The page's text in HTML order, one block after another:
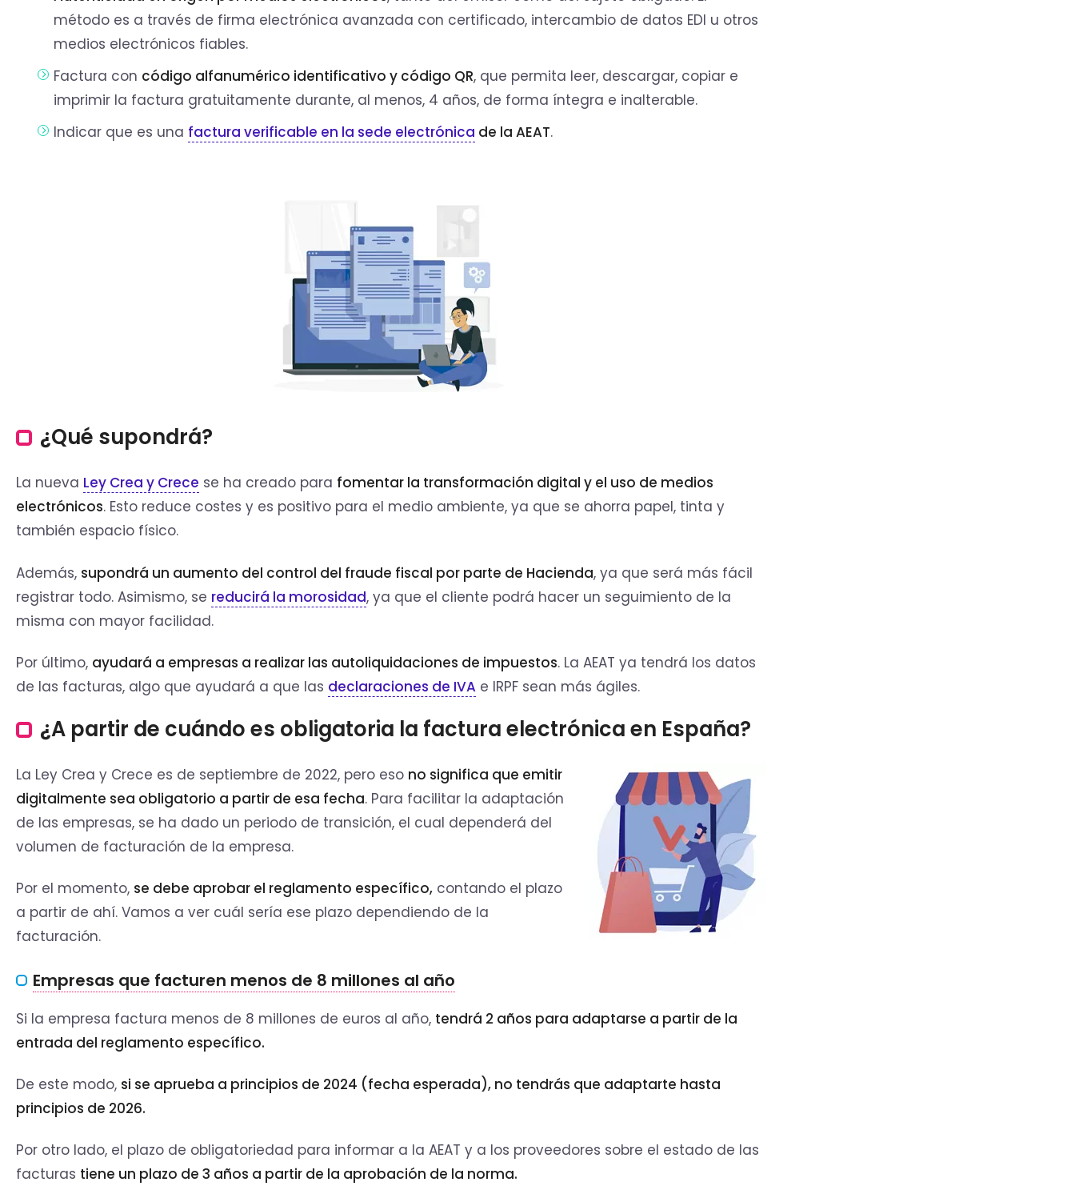
método es a través de firma electrónica avanzada con certificado, intercambio de datos EDI u otros
medios electrónicos fiables.
Factura con código alfanumérico identificativo y código QR, que permita leer, descargar, copiar e
imprimir la factura gratuitamente durante, al menos, 4 años, de forma íntegra e inalterable.
Indicar que es una factura verificable en la sede electrónica de la AEAT.
¿Qué supondrá?
La nueva Ley Crea y Crece se ha creado para fomentar la transformación digital y el uso de medios
electrónicos. Esto reduce costes y es positivo para el medio ambiente, ya que se ahorra papel, tinta y
también espacio físico.
Además, supondrá un aumento del control del fraude fiscal por parte de Hacienda, ya que será más fácil
registrar todo. Asimismo, se reducirá la morosidad, ya que el cliente podrá hacer un seguimiento de la
misma con mayor facilidad.
Por último, ayudará a empresas a realizar las autoliquidaciones de impuestos. La AEAT ya tendrá los datos
de las facturas, algo que ayudará a que las declaraciones de IVA e IRPF sean más ágiles.
¿A partir de cuándo es obligatoria la factura electrónica en España?
La Ley Crea y Crece es de septiembre de 2022, pero eso no significa que emitir
digitalmente sea obligatorio a partir de esa fecha. Para facilitar la adaptación
de las empresas, se ha dado un periodo de transición, el cual dependerá del
volumen de facturación de la empresa.
Por el momento, se debe aprobar el reglamento específico, contando el plazo
a partir de ahí. Vamos a ver cuál sería ese plazo dependiendo de la
facturación.
Empresas que facturen menos de 8 millones al año
Si la empresa factura menos de 8 millones de euros al año, tendrá 2 años para adaptarse a partir de la
entrada del reglamento específico.
De este modo, si se aprueba a principios de 2024 (fecha esperada), no tendrás que adaptarte hasta
principios de 2026.
Por otro lado, el plazo de obligatoriedad para informar a la AEAT y a los proveedores sobre el estado de las
facturas tiene un plazo de 3 años a partir de la aprobación de la norma.